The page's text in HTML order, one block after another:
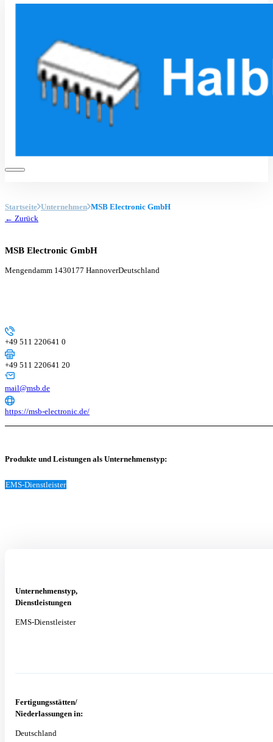
Startseite Unternehmen MSB Electronic GmbH
← Zurück
MSB Electronic GmbH
Mengendamm 1430177 HannoverDeutschland
+49 511 220641 0
+49 511 220641 20
mail@msb.de
https://msb-electronic.de/
Produkte und Leistungen als Unternehmenstyp:
EMS-Dienstleister
Unternehmenstyp,
Dienstleistungen
EMS-Dienstleister
Fertigungsstätten/
Niederlassungen in:
Deutschland